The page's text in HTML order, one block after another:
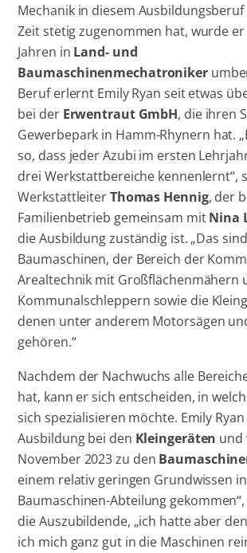
Mechanik in diesem
Zeit stetig zugenommen hat, wurde
Jahren in Land- und
Baumaschinenmechatroniker
Beruf erlernt Emily Ryan seit etwas
bei der Erwentraut GmbH, die ihren
Gewerbepark in Hamm-Rhynern hat.
so, dass jeder Azubi im ersten
drei Werkstattbereiche kennenlernt“,
WerkstattleiterThomas Hennig, der
Familienbetrieb gemeinsam mitNina
die Ausbildung zuständig ist. „Das
Baumaschinen, der Bereich der
Arealtechnik mit Großflächenmähern
Kommunalschleppern sowie die
denen unter anderem Motorsägen
gehören.“
Nachdem der Nachwuchs alle
hat, kann er sich entscheiden, in
sich spezialisieren möchte. Emily
Ausbildung bei den Kleingeräten und
November 2023 zu den
einem relativ geringen Grundwissen
Baumaschinen-Abteilung
die Auszubildende, „ich hatte aber
ich mich ganz gut in die Maschinen